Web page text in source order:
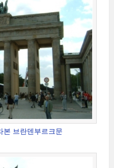
본 브란덴부르크문